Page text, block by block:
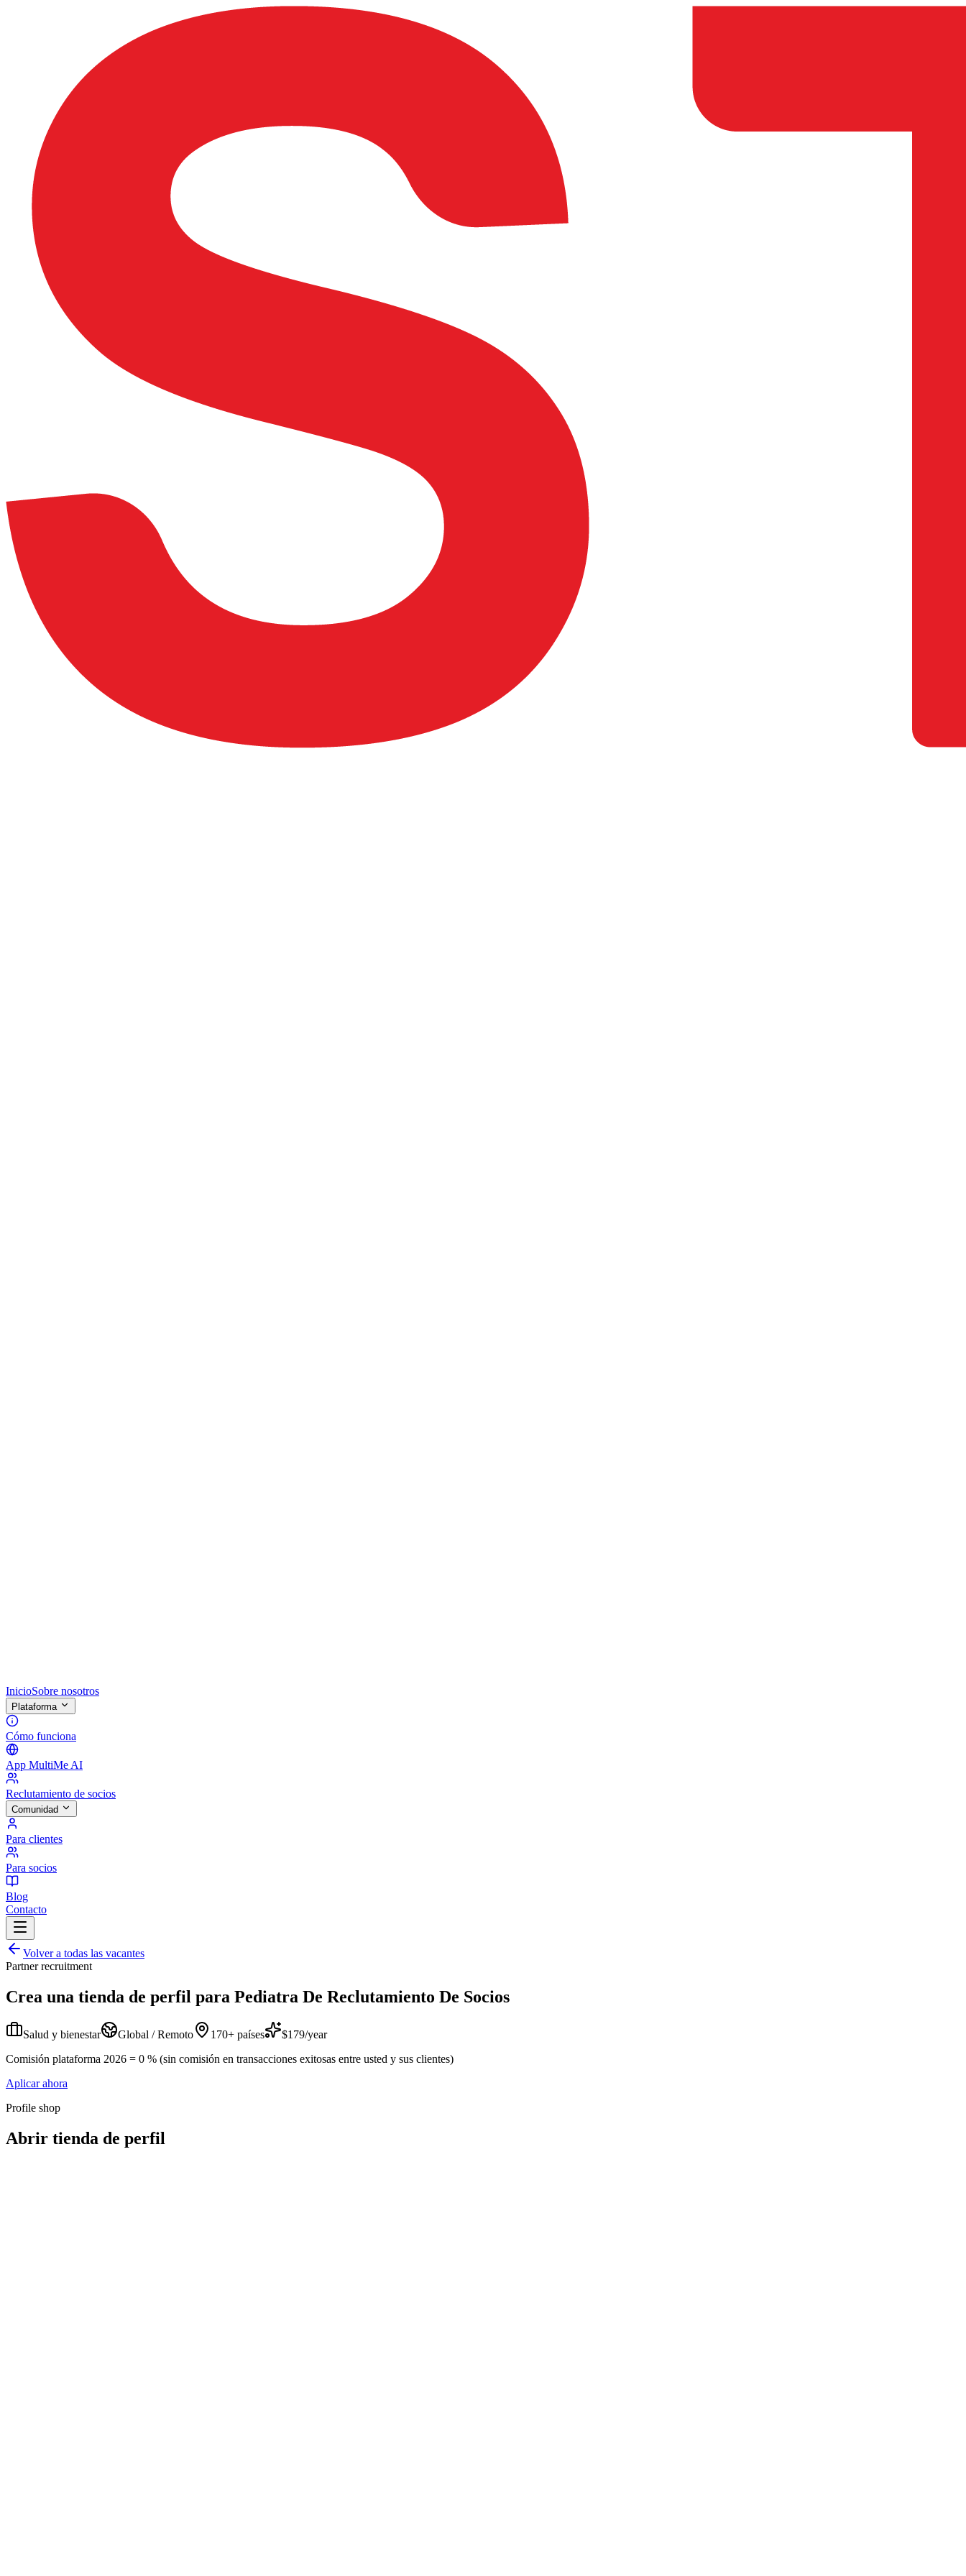
InicioSobre nosotros
Plataforma
Cómo funciona
App MultiMe AI
Reclutamiento de socios
Comunidad
Para clientes
Para socios
Blog
Contacto
Volver a todas las vacantes
Partner recruitment
Crea una tienda de perfil para Pediatra De Reclutamiento De Socios
Salud y bienestar Global / Remoto 170+ países
$179/year
Comisión plataforma 2026 = 0 % (sin comisión en transacciones exitosas entre usted y sus clientes)
Aplicar ahora
Profile shop
Abrir tienda de perfil